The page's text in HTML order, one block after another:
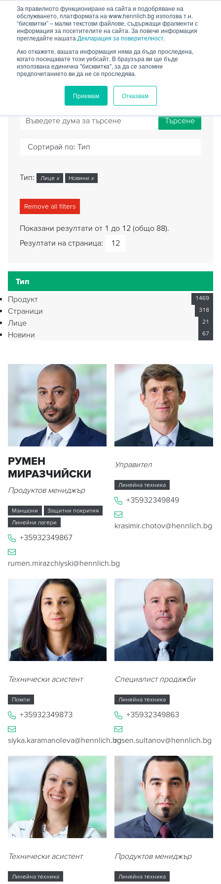
За правилното функциониране на сайта и подобряване на
обслужването, платформата на www.hennlich.bg използва т.н.
“бисквитки” – малки текстови файлове, съдържащи фрагменти с
информация за посетителите на сайта. За повече информация
прегледайте нашата Декларация за поверителност.
Ако откажете, вашата информация няма да бъде проследена,
когато посещавате този уебсайт. В браузъра ви ще бъде
използвана единична "бисквитка", за да се запомни
предпочитанието ви да не се проследява.
Приемам Отказвам
HENNLICH
ТЪРСАЧКА
Търсене
Сортирай по: Тип
Тип: Лице x Новини x
Remove all filters
Показани резултати от 1 до 12 (общо 88).
Резултати на страница:
Тип
Продукт
1469
Страници 318
Лице 21
Новини 67
РУМЕН
МИРАЗЧИЙСКИ
Продуктов мениджър
Mаншони
Защитни покрития
Линейни лагери
+35932349867
rumen.mirazchiyski@hennlich.bg
Управител
Линейна техника
+35932349849
krasimir.chotov@hennlich.bg
Технически асистент
Помпи
+35932349873
siyka.karamanoleva@hennlich.bg
Специалист продажби
Линейна техника
+35932349863
rosen.sultanov@hennlich.bg
Технически асистент
Линейна техника
Продуктов мениджър
Линейна техника